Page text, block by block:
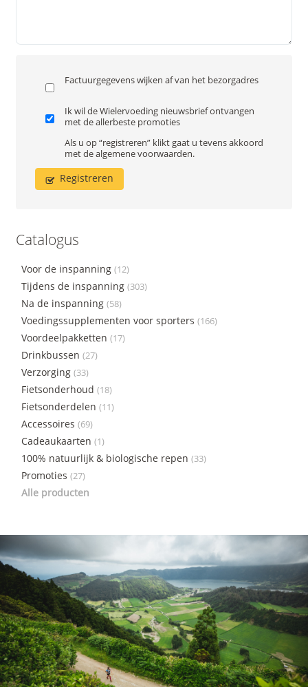
Factuurgegevens wijken af van het bezorgadres
Ik wil de Wielervoeding nieuwsbrief ontvangen
met de allerbeste promoties
Als u op “registreren” klikt gaat u tevens akkoord
met dealgemene voorwaarden.
Registreren
Catalogus
Voor de inspanning (12)
Tijdens de inspanning (303)
Na de inspanning (58)
Voedingssupplementen voor sporters (166)
Voordeelpakketten (17)
Drinkbussen (27)
Verzorging (33)
Fietsonderhoud (18)
Fietsonderdelen (11)
Accessoires (69)
Cadeaukaarten (1)
100% natuurlijk & biologische repen (33)
Promoties (27)
Alle producten